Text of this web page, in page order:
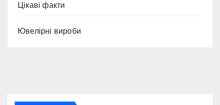
Цікаві факти
Ювелірні вироби